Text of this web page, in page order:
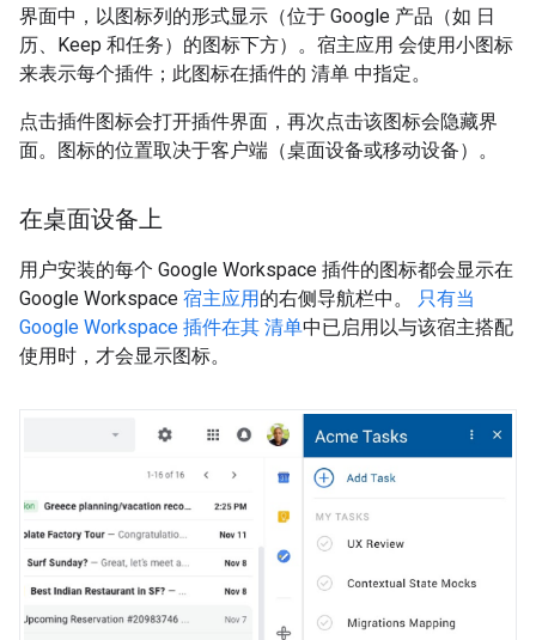
界面中，以图标列的形式显示（位于 Google 产品（如 日
历、Keep 和任务）的图标下方）。宿主应用 会使用小图标
来表示每个插件；此图标在插件的 清单 中指定。
点击插件图标会打开插件界面，再次点击该图标会隐藏界
面。图标的位置取决于客户端（桌面设备或移动设备）。
在桌面设备上
用户安装的每个 Google Workspace 插件的图标都会显示在
Google Workspace 宿主应用的右侧导航栏中。
只有当
Google Workspace 插件在其 清单中已启用以与该宿主搭配
使用时，才会显示图标。